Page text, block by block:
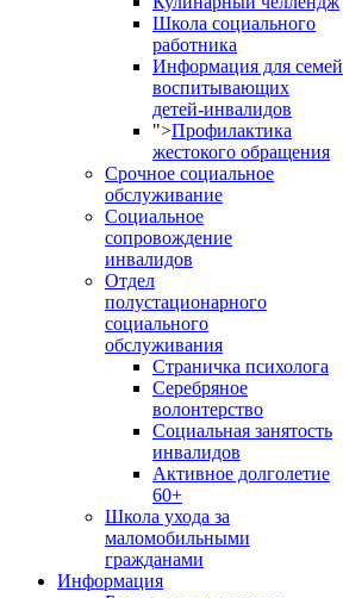
Школа социального
работника
Информация для семей
воспитывающих
детей-инвалидов
">Профилактика
жестокого обращения
Срочное социальное
обслуживание
Социальное
сопровождение
инвалидов
Отдел
полустационарного
социального
обслуживания
Страничка психолога
Серебряное
волонтерство
Социальная занятость
инвалидов
Активное долголетие
60+
Школа ухода за
маломобильными
гражданами
Информация